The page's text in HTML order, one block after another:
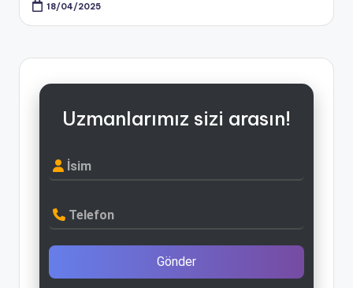
18/04/2025
Uzmanlarımız sizi arasın!
İsim
Telefon
Gönder